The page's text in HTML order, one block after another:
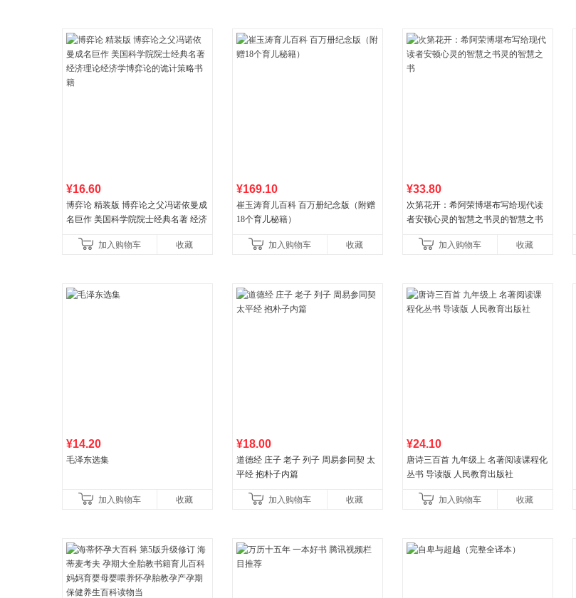
¥16.60
博弈论 精装版 博弈论之父冯诺依曼成
名巨作 美国科学院院士经典名著 经济
加入购物车
收藏
¥169.10
崔玉涛育儿百科 百万册纪念版（附赠
18个育儿秘籍）
加入购物车 收藏
¥33.80
次第花开：希阿荣博堪布写给现代读
者安顿心灵的智慧之书灵的智慧之书
加入购物车 收藏
¥14.20
毛泽东选集
加入购物车 收藏
¥18.00
道德经 庄子 老子 列子 周易参同契 太
平经 抱朴子内篇
加入购物车 收藏
¥24.10
唐诗三百首 九年级上 名著阅读课程化
丛书 导读版 人民教育出版社
加入购物车 收藏